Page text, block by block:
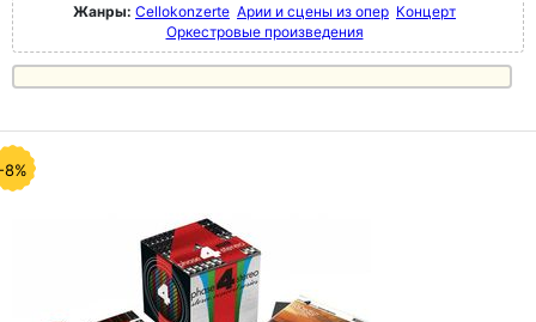
Жанры: Cellokonzerte Арии и сцены из опер Концерт
Оркестровые произведения
8%